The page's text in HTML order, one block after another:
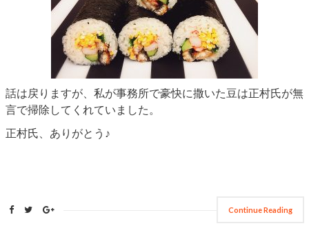
話は戻りますが、私が事務所で豪快に撒いた豆は正村氏が無
言で掃除してくれていました。
正村氏、ありがとう♪
Continue Reading